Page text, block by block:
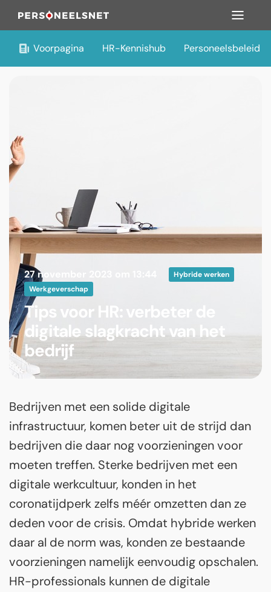
Voorpagina HR-Kennishub Personeelsbeleid
27 november 2023 om 13:44
Hybride werken
Werkgeverschap
Tips voor HR: verbeter de
digitale slagkracht van het
bedrijf
Bedrijven met een solide digitale
infrastructuur, komen beter uit de strijd dan
bedrijven die daar nog voorzieningen voor
moeten treffen. Sterke bedrijven met een
digitale werkcultuur, konden in het
coronatijdperk zelfs méér omzetten dan ze
deden voor de crisis. Omdat hybride werken
daar al de norm was, konden ze bestaande
voorzieningen namelijk eenvoudig opschalen.
HR-professionals kunnen de digitale